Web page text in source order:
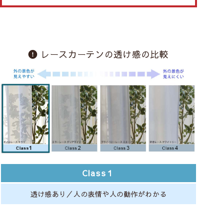
レースカーテンの透け感の比較
Class１
透け感あり／人の表情や人の動作がわかる